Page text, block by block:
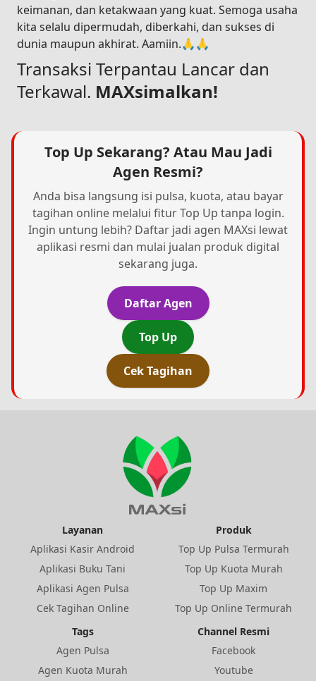
keimanan, dan ketakwaan yang kuat. Semoga usaha
kita selalu dipermudah, diberkahi, dan sukses di
dunia maupun akhirat. Aamiin.🙏🙏
Transaksi Terpantau Lancar dan
Terkawal. MAXsimalkan!
Top Up Sekarang? Atau Mau Jadi
Agen Resmi?
Anda bisa langsung isi pulsa, kuota, atau bayar
tagihan online melalui fitur Top Up tanpa login.
Ingin untung lebih? Daftar jadi agen MAXsi lewat
aplikasi resmi dan mulai jualan produk digital
sekarang juga.
Daftar Agen
Top Up
Cek Tagihan
Layanan
Aplikasi Kasir Android
Aplikasi Buku Tani
Aplikasi Agen Pulsa
Cek Tagihan Online
Produk
Top Up Pulsa Termurah
Top Up Kuota Murah
Top Up Maxim
Top Up Online Termurah
Tags
Agen Pulsa
Agen Kuota Murah
Channel Resmi
Facebook
Youtube